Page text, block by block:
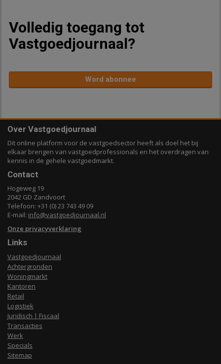
Volledig toegang tot
Vastgoedjournaal?
Word abonnee
Over Vastgoedjournaal
Dit online platform voor de vastgoedsector heeft als doel het bij
elkaar brengen van vastgoedprofessionals en het overdragen van
kennis in de gehele vastgoedmarkt.
Contact
Hogeweg 19
2042 GD Zandvoort
Telefoon: +31 (0) 23 743 49 09
E-mail: info@vastgoedjournaal.nl
Onze privacyverklaring
Links
Vastgoedjournaal
Achtergronden
Woningmarkt
Kantoren
Retail
Logistiek
Juridisch | Fiscaal
Transacties
Werk
Specials
Sitemap